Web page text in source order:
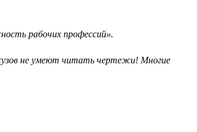
рабочих профессий».
не умеют читать чертежи! Многие